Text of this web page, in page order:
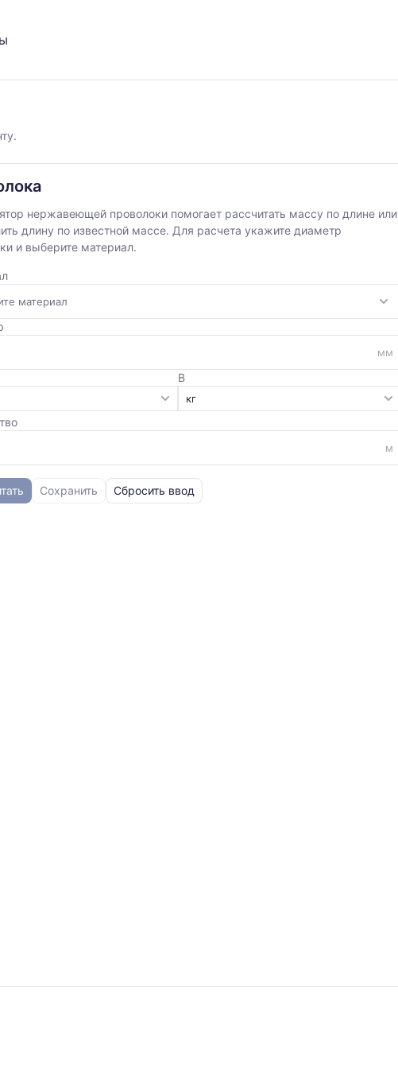
нержавеющей проволоки помогает рассчитать массу по длине или
длину по известной массе. Для расчета укажите диаметр
и выберите материал.
мм
В
м
Сохранить Сбросить ввод